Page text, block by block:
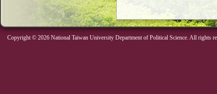
Copyright © 2026 National Taiwan University Department of Political Science. All rights